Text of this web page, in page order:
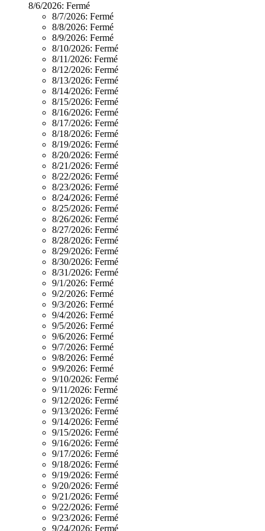
8/6/2026: Fermé
8/7/2026: Fermé
8/8/2026: Fermé
8/9/2026: Fermé
8/10/2026: Fermé
8/11/2026: Fermé
8/12/2026: Fermé
8/13/2026: Fermé
8/14/2026: Fermé
8/15/2026: Fermé
8/16/2026: Fermé
8/17/2026: Fermé
8/18/2026: Fermé
8/19/2026: Fermé
8/20/2026: Fermé
8/21/2026: Fermé
8/22/2026: Fermé
8/23/2026: Fermé
8/24/2026: Fermé
8/25/2026: Fermé
8/26/2026: Fermé
8/27/2026: Fermé
8/28/2026: Fermé
8/29/2026: Fermé
8/30/2026: Fermé
8/31/2026: Fermé
9/1/2026: Fermé
9/2/2026: Fermé
9/3/2026: Fermé
9/4/2026: Fermé
9/5/2026: Fermé
9/6/2026: Fermé
9/7/2026: Fermé
9/8/2026: Fermé
9/9/2026: Fermé
9/10/2026: Fermé
9/11/2026: Fermé
9/12/2026: Fermé
9/13/2026: Fermé
9/14/2026: Fermé
9/15/2026: Fermé
9/16/2026: Fermé
9/17/2026: Fermé
9/18/2026: Fermé
9/19/2026: Fermé
9/20/2026: Fermé
9/21/2026: Fermé
9/22/2026: Fermé
9/23/2026: Fermé
9/24/2026: Fermé